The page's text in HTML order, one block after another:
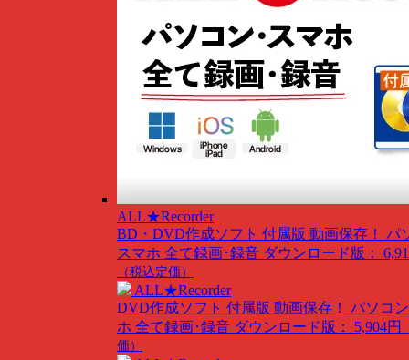
ALL★Recorder
BD・DVD作成ソフト 付属版 動画保存！ パ
スマホ 全て録画･録音 ダウンロード版：
（税込定価）
ALL★Recorder
DVD作成ソフト 付属版 動画保存！ パソコ
ホ 全て録画･録音 ダウンロード版： 5,904円
価）